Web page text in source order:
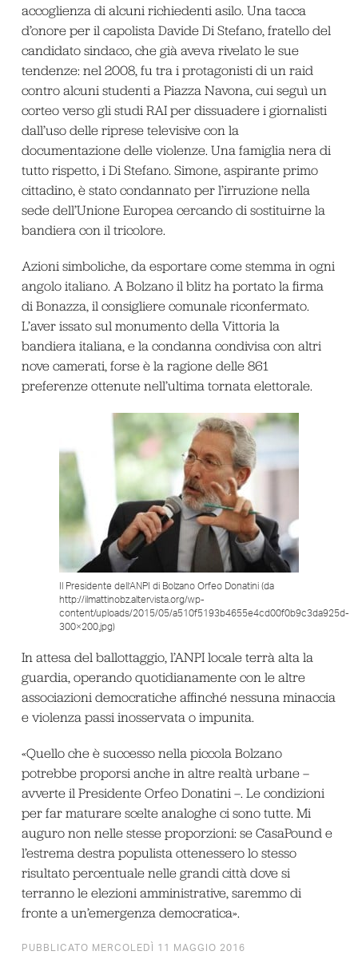
accoglienza di alcuni richiedenti asilo. Una tacca
d’onore per il capolista Davide Di Stefano, fratello del
candidato sindaco, che già aveva rivelato le sue
tendenze: nel 2008, fu tra i protagonisti di un raid
contro alcuni studenti a Piazza Navona, cui seguì un
corteo verso gli studi RAI per dissuadere i giornalisti
dall’uso delle riprese televisive con la
documentazione delle violenze. Una famiglia nera di
tutto rispetto, i Di Stefano. Simone, aspirante primo
cittadino, è stato condannato per l’irruzione nella
sede dell’Unione Europea cercando di sostituirne la
bandiera con il tricolore.
Azioni simboliche, da esportare come stemma in ogni
angolo italiano. A Bolzano il blitz ha portato la firma
di Bonazza, il consigliere comunale riconfermato.
L’aver issato sul monumento della Vittoria la
bandiera italiana, e la condanna condivisa con altri
nove camerati, forse è la ragione delle 861
preferenze ottenute nell’ultima tornata elettorale.
Il Presidente dell’ANPI di Bolzano Orfeo Donatini (da
http://ilmattinobz.altervista.org/wp-
content/uploads/2015/05/a510f5193b4655e4cd00f0b9c3da925d-
300×200.jpg)
In attesa del ballottaggio, l’ANPI locale terrà alta la
guardia, operando quotidianamente con le altre
associazioni democratiche affinché nessuna minaccia
e violenza passi inosservata o impunita.
«Quello che è successo nella piccola Bolzano
potrebbe proporsi anche in altre realtà urbane –
avverte il Presidente Orfeo Donatini –. Le condizioni
per far maturare scelte analoghe ci sono tutte. Mi
auguro non nelle stesse proporzioni: se CasaPound e
l’estrema destra populista ottenessero lo stesso
risultato percentuale nelle grandi città dove si
terranno le elezioni amministrative, saremmo di
fronte a un’emergenza democratica».
PUBBLICATO MERCOLEDÌ 11 MAGGIO 2016